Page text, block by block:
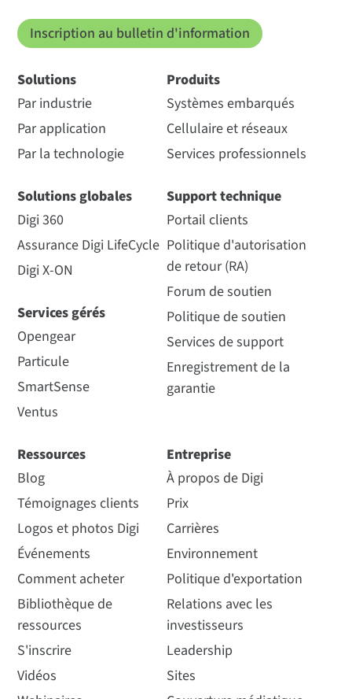
Digi XBee Kit Mesh Zigbee
XKB2-Z7T-WZM
Modules S2C
Trou de passage XBee Zigbee (antenne pour circuit
imprimé)
XB24CZ7PIT-004
XBee Zigbee TH (Antenne filaire)
XB24CZ7WIT-004
Comment acheter
SoC EM357 de Silicon Labs
Silicon Labs EM3587 Soc
TAUX DE DONNÉES
RF 250 Kbps, Série jusqu'à 1 Mbps
GAMME INTÉRIEURE/URBAINE*
Jusqu'à 60 m (200 ft)
Jusqu'à 90 m (300 ft)
Jusqu'à 60 m (200 ft)
PORTÉE EN LIGNE DE VUE EN EXTÉRIEUR/RF
Jusqu'à 1200 m (4000 ft)
permettent aux clients
de l'énergie
CAS Tecnologia est l'un des
solutions globales pour
l'industrie de l'énergie,
desservant plus de 200
Lire la suite
caractéristiques de la
Voir technique
Introduction à XCTU
Durée : 3 min 13 s
Regarder la vidéo
Devergy élargit les
possibilités de
Devergy est une entreprise
sociale qui s'engage à fournir
une source d'énergie
abordable et fiable aux
personnes à faibles revenus
dans...
Lire la suite
Inscription au bulletin d'information
Solutions
Par industrie
Par application
Par la technologie
Solutions globales
Digi 360
Assurance Digi LifeCycle
Digi X-ON
Services gérés
Opengear
Particule
SmartSense
Ventus
Produits
Systèmes embarqués
Cellulaire et réseaux
Services professionnels
Support technique
Portail clients
Politique d'autorisation
de retour (RA)
Forum de soutien
Politique de soutien
Services de support
Enregistrement de la
garantie
Ressources
Blog
Témoignages clients
Logos et photos Digi
Événements
Comment acheter
Bibliothèque de
ressources
S'inscrire
Vidéos
Entreprise
À propos de Digi
Prix
Carrières
Environnement
Politique d'exportation
Relations avec les
investisseurs
Leadership
Sites